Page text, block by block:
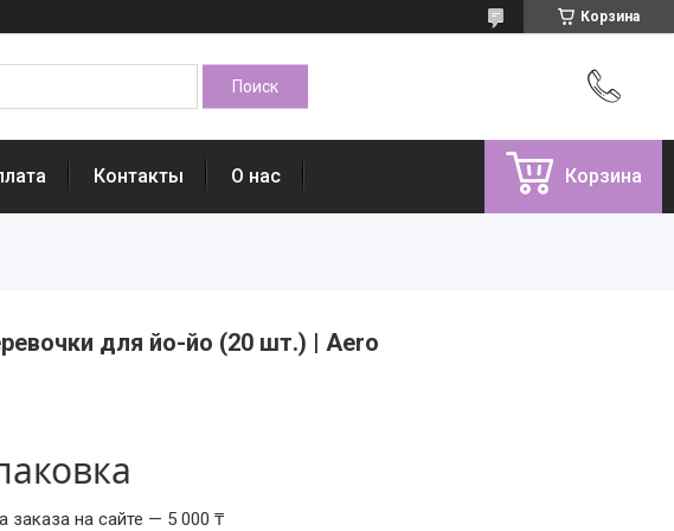
Корзина
Контакты О нас Корзина
для йо-йо (20 шт.) | Aero
заказа на сайте — 5 000 ₸